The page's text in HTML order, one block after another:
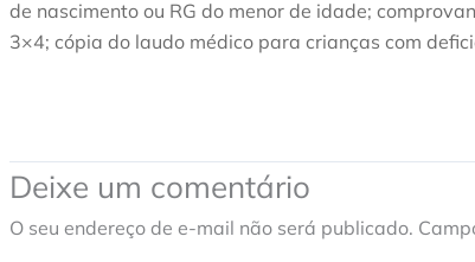
de nascimento ou RG do menor de idade;
3×4; cópia do laudo médico para crianças com
Deixe um comentário
O seu endereço de e-mail não será publicado.